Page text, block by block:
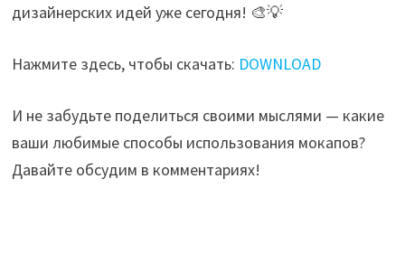
дизайнерских идей уже сегодня! 🎨💡
Нажмите здесь, чтобы скачать: DOWNLOAD
И не забудьте поделиться своими мыслями — какие
ваши любимые способы использования мокапов?
Давайте обсудим в комментариях!